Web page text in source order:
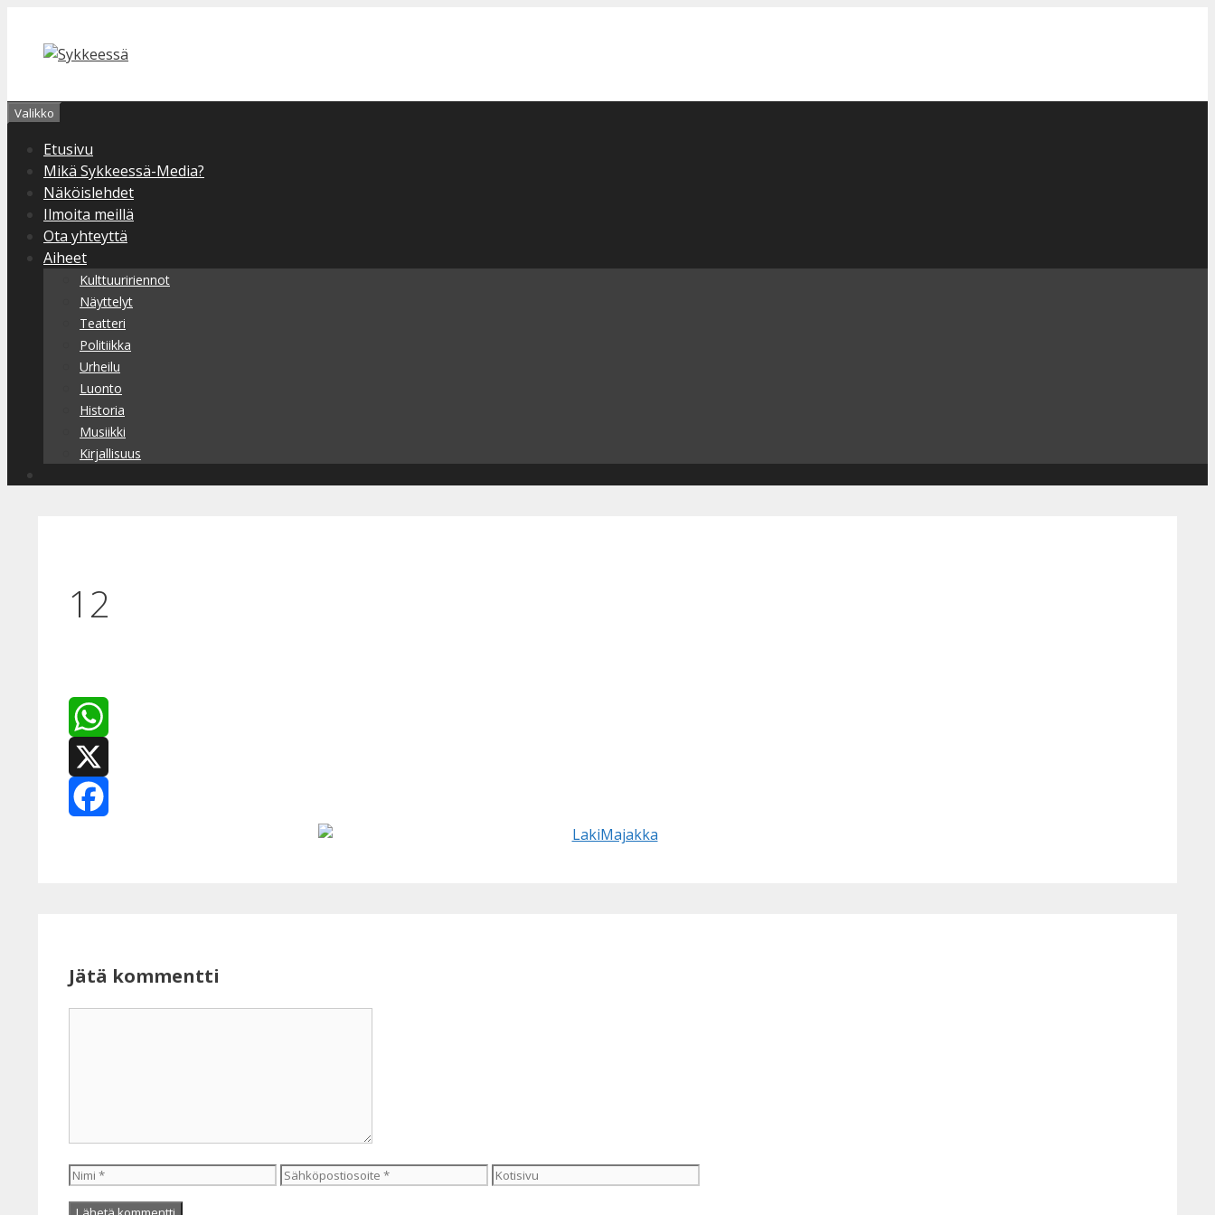
sisältöön
Valikko
Etusivu
Mikä Sykkeessä-Media?
Näköislehdet
Ilmoita meillä
Ota yhteyttä
Aiheet
Kulttuuririennot
Näyttelyt
Teatteri
Politiikka
Urheilu
Luonto
Historia
Musiikki
Kirjallisuus
12
WhatsApp
X
Jätä kommentti
Nimi Sähköpostiosoite Kotisivu